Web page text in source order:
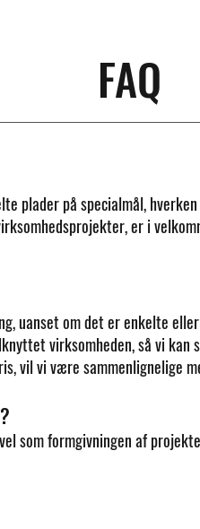
FAQ
plader på specialmål,
er i
uanset om det er enkelte
virksomheden, så vi
vil vi være sammenlignelige
som formgivningen af